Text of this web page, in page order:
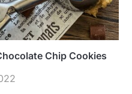
Chip Cookies